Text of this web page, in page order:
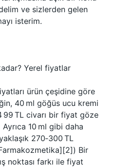
ve sizlerden gelen
isterim.
Yerel fiyatlar
ürün çeşidine göre
40 ml göğüs ucu kremi
99 TL civarı bir fiyat göze
10 ml gibi daha
270‑300 TL
Bir
noktası farkı ile fiyat